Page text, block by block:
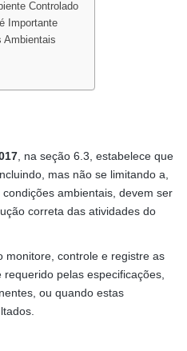
Controlado
Importante
Ambientais
, na seção 6.3, estabelece que
mas não se limitando a,
ambientais, devem ser
correta das atividades do
monitore, controle e registre as
pelas especificações,
ou quando estas